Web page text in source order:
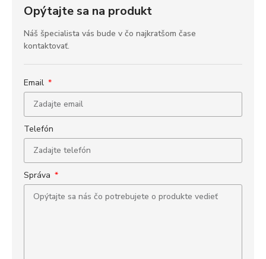
Opýtajte sa na produkt
Náš špecialista vás bude v čo najkratšom čase
kontaktovať.
Email
Telefón
Správa